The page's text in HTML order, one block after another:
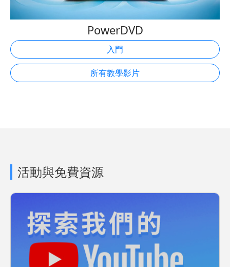
PowerDVD
入門
所有教學影片
活動與免費資源